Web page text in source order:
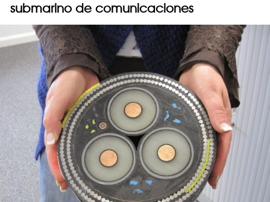
submarino de comunicaciones